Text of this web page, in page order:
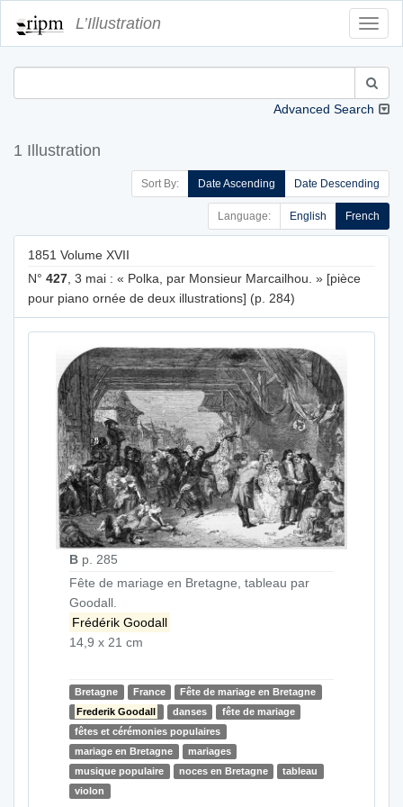
L’Illustration
Advanced Search
1 Illustration
Sort By: Date Ascending Date Descending
Language: English French
1851 Volume XVII
N° 427 , 3 mai : « Polka, par Monsieur Marcailhou. » [pièce
pour piano ornée de deux illustrations] (p. 284)
B p. 285
Fête de mariage en Bretagne, tableau par
Goodall.
Frédérik Goodall
14,9 x 21 cm
Bretagne France
Fête de mariage en Bretagne
Frederik Goodall
danses
fête de mariage
fêtes et cérémonies populaires
mariage en Bretagne
mariages
musique populaire
noces en Bretagne
tableau
violon